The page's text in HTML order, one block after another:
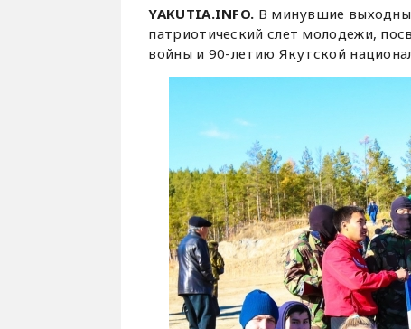
YAKUTIA.INFO. В минувшие
патриотический слет молодежи,
войны и 90-летию Якутской